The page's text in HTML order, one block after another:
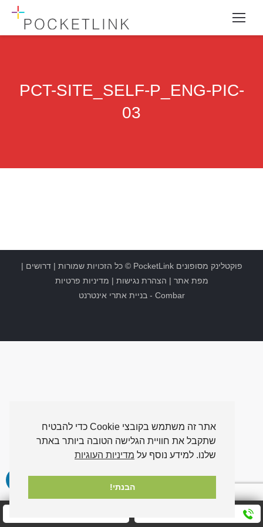
PCT-SITE_SELF-P_ENG-PIC-
03
פוקטלינק מסופוניםPocketLink © כל הזכויות שמורות |דרושים |
מפת אתר | הצהרת נגישות | מדיניות פרטיות
Combar
- בניית אתרי אינטרנט
אתר זה משתמש בקובצי Cookie כדי להבטיח
שתקבל את חוויית הגלישה הטובה ביותר באתר
שלנו. למידע נוסף על מדיניות העוגיות
הבנתי!